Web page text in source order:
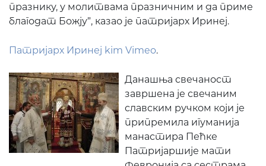
празнику, у молитвама празничним и да приме
благодат Божју”, казао је патријарх Иринеј.
Патријарх Иринеј kim Vimeo.
Данашња свечаност
завршена је свечаним
славским ручком који је
припремила игуманија
манастира Пећке
Патријаршије мати